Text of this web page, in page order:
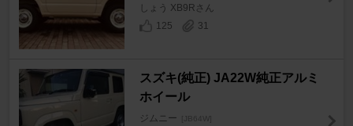
しょう XB9Rさん
125
31
スズキ(純正) JA22W純正アルミ
ホイール
ジムニー [JB64W]